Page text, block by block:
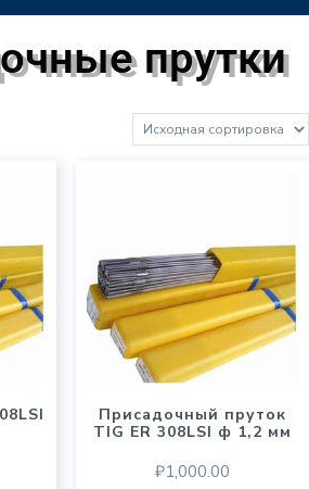
прутки
Присадочный пруток
TIG ER 308LSI ф 1,2 мм
₽1,000.00